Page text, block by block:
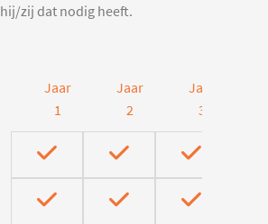
hij/zij dat nodig heeft.
Jaar
1
Jaar
2
Jaar
3